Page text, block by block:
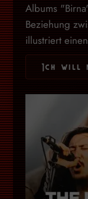
Albums
Beziehung
illustriert
Ich will